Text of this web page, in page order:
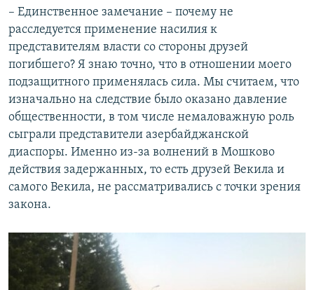
– Единственное замечание – почему не
расследуется применение насилия к
представителям власти со стороны друзей
погибшего? Я знаю точно, что в отношении моего
подзащитного применялась сила. Мы считаем, что
изначально на следствие было оказано давление
общественности, в том числе немаловажную роль
сыграли представители азербайджанской
диаспоры. Именно из-за волнений в Мошково
действия задержанных, то есть друзей Векила и
самого Векила, не рассматривались с точки зрения
закона.